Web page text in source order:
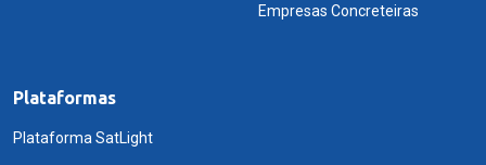
Empresas Concreteiras
Plataformas
Plataforma SatLight